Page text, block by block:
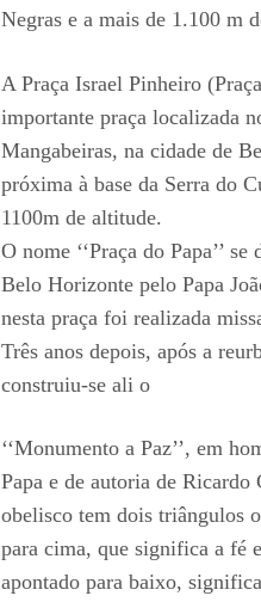
Negras e a mais de 1.100 m
A Praça Israel Pinheiro
importante praça localizada
Mangabeiras, na cidade de
próxima à base da Serra do
1100m de altitude.
O nome ‘‘Praça do Papa’’
Belo Horizonte pelo Papa
nesta praça foi realizada
Três anos depois, após a
construiu-se ali o
‘‘Monumento a Paz’’, em
Papa e de autoria de
obelisco tem dois triângulos
para cima, que significa a fé
apontado para baixo,